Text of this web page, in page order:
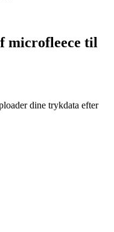
microfleece til
dine trykdata efter